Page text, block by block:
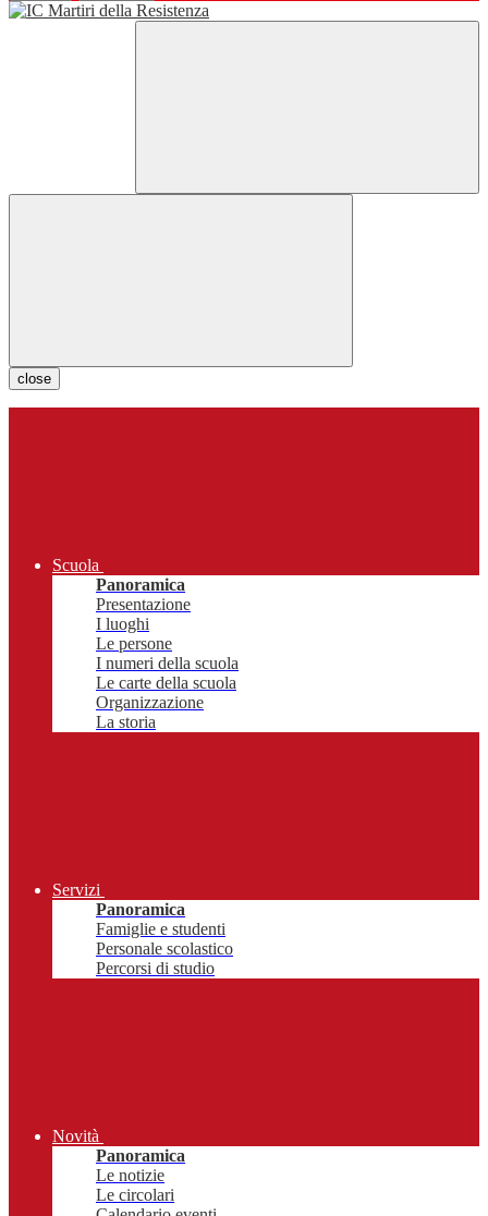
close
Scuola
Panoramica
Presentazione
I luoghi
Le persone
I numeri della scuola
Le carte della scuola
Organizzazione
La storia
Servizi
Panoramica
Famiglie e studenti
Personale scolastico
Percorsi di studio
Novità
Panoramica
Le notizie
Le circolari